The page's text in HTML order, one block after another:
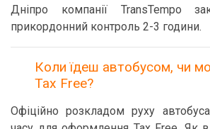
Дніпро компанії TransTempo
прикордонний контроль 2-3 години.
Коли їдеш автобусом, чи
Tax Free?
Офіційно розкладом руху